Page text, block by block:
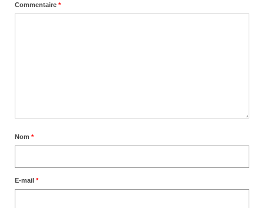
Commentaire *
Nom *
E-mail *